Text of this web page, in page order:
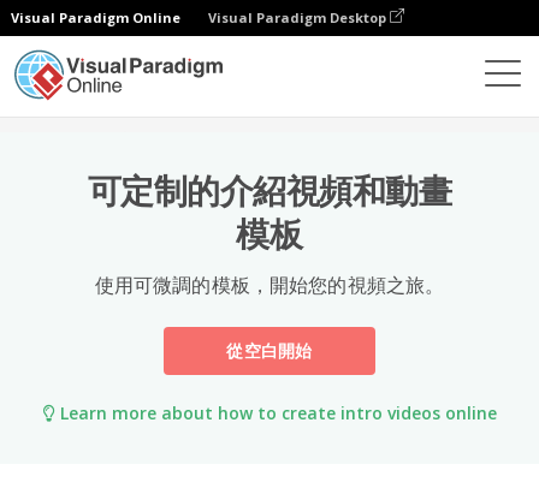
Visual Paradigm Online Visual Paradigm Desktop
可定制的介紹視頻和動畫
模板
使用可微調的模板，開始您的視頻之旅。
從空白開始
Learn more about how to create intro videos online